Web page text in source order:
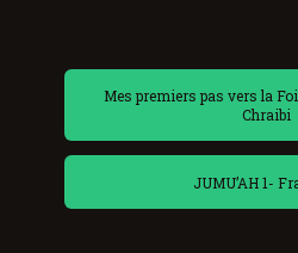
Mes premiers pas vers la
Chraibi
JUMU’AH 1-